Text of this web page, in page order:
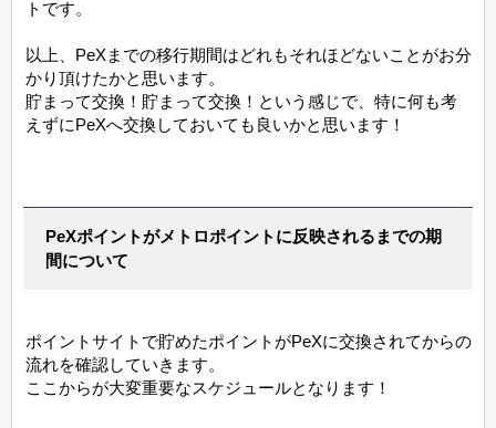
トです。
以上、PeXまでの移行期間はどれもそれほどないことがお分
かり頂けたかと思います。
貯まって交換！貯まって交換！という感じで、特に何も考
えずにPeXへ交換しておいても良いかと思います！
PeXポイントがメトロポイントに反映されるまでの期
間について
ポイントサイトで貯めたポイントがPeXに交換されてからの
流れを確認していきます。
ここからが大変重要なスケジュールとなります！